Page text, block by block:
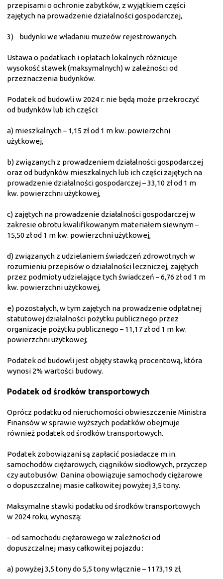
przepisami o ochronie zabytków, z wyjątkiem części
zajętych na prowadzenie działalności gospodarczej,
3) budynki we władaniu muzeów rejestrowanych.
Ustawa o podatkach i opłatach lokalnych różnicuje
wysokość stawek (maksymalnych) w zależności od
przeznaczenia budynków.
Podatek od budowli w 2024 r. nie będą może przekroczyć
od budynków lub ich części:
a) mieszkalnych – 1,15 zł od 1 m kw. powierzchni
użytkowej,
b) związanych z prowadzeniem działalności gospodarczej
oraz od budynków mieszkalnych lub ich części zajętych na
prowadzenie działalności gospodarczej – 33,10 zł od 1 m
kw. powierzchni użytkowej,
c) zajętych na prowadzenie działalności gospodarczej w
zakresie obrotu kwalifikowanym materiałem siewnym –
15,50 zł od 1 m kw. powierzchni użytkowej,
d) związanych z udzielaniem świadczeń zdrowotnych w
rozumieniu przepisów o działalności leczniczej, zajętych
przez podmioty udzielające tych świadczeń – 6,76 zł od 1 m
kw. powierzchni użytkowej,
e) pozostałych, w tym zajętych na prowadzenie odpłatnej
statutowej działalności pożytku publicznego przez
organizacje pożytku publicznego – 11,17 zł od 1 m kw.
powierzchni użytkowej;
Podatek od budowli jest objęty stawką procentową, która
wynosi 2% wartości budowy.
Podatek od środków transportowych
Oprócz podatku od nieruchomości obwieszczenie Ministra
Finansów w sprawie wyższych podatków obejmuje
również podatek od środków transportowych.
Podatek zobowiązani są zapłacić posiadacze m.in.
samochodów ciężarowych, ciągników siodłowych, przyczep
czy autobusów. Danina obowiązuje samochody ciężarowe
o dopuszczalnej masie całkowitej powyżej 3,5 tony.
Maksymalne stawki podatku od środków transportowych
w 2024 roku, wynoszą:
- od samochodu ciężarowego w zależności od
dopuszczalnej masy całkowitej pojazdu :
a) powyżej 3,5 tony do 5,5 tony włącznie – 1173,19 zł,